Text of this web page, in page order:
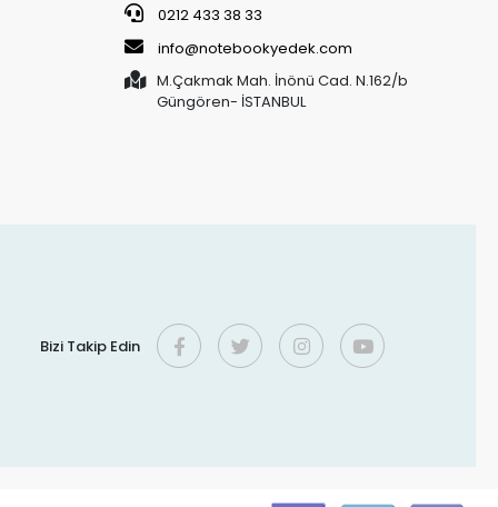
0212 433 38 33
info@notebookyedek.com
M.Çakmak Mah. İnönü Cad. N.162/b
Güngören- İSTANBUL
Bizi Takip Edin